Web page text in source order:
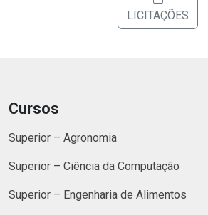
LICITAÇÕES
Cursos
Superior – Agronomia
Superior – Ciência da Computação
Superior – Engenharia de Alimentos